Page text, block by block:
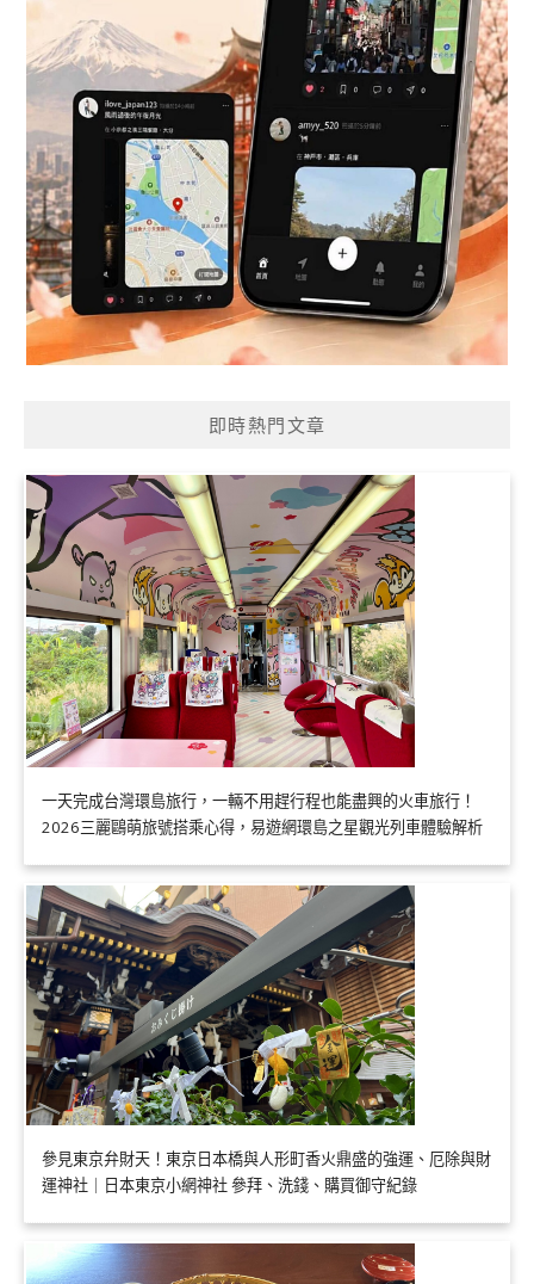
即時熱門文章
一天完成台灣環島旅行，一輛不用趕行程也能盡興的火車旅行！
2026三麗鷗萌旅號搭乘心得，易遊網環島之星觀光列車體驗解析
參見東京弁財天！東京日本橋與人形町香火鼎盛的強運、厄除與財
運神社｜日本東京小網神社 參拜、洗錢、購買御守紀錄